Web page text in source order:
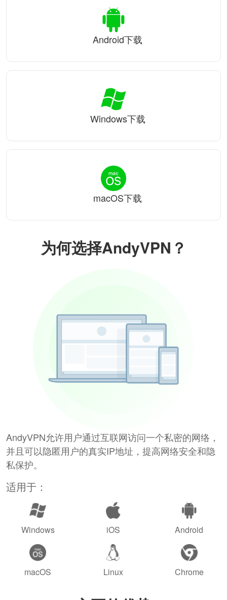
为何选择AndyVPN？
AndyVPN允许用户通过互联网访问一个私密的网络，
并且可以隐匿用户的真实IP地址，提高网络安全和隐
私保护。
适用于：
Windows iOS Android
macOS Linux Chrome
Android下载
Windows下载
macOS下载